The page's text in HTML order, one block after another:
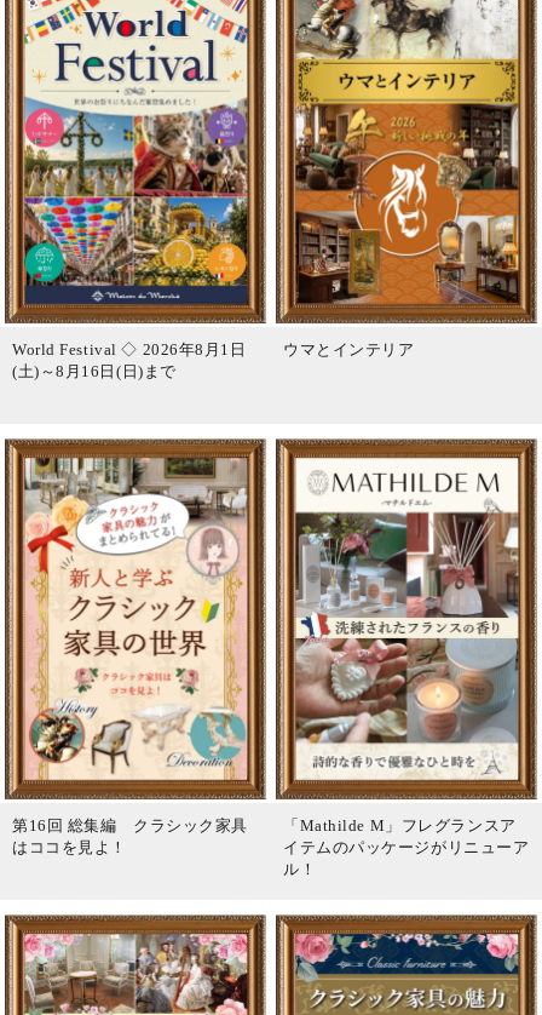
World Festival ◇ 2026年8月1日
(土)～8月16日(日)まで
ウマとインテリア
第16回 総集編 クラシック家具
はココを見よ！
「Mathilde M」フレグランスア
イテムのパッケージがリニューア
ル！